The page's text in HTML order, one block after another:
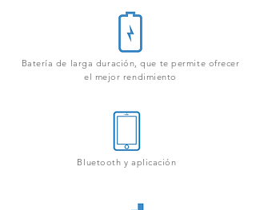
Batería de larga duración, que te permite ofrecer
el mejor rendimiento
Bluetooth y aplicación